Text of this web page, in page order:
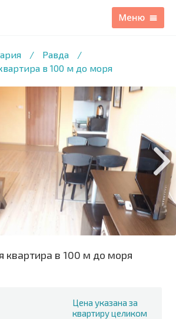
/ Равда
/
в 100 м до моря
квартира в 100 м до моря
Цена указана за
квартиру целиком